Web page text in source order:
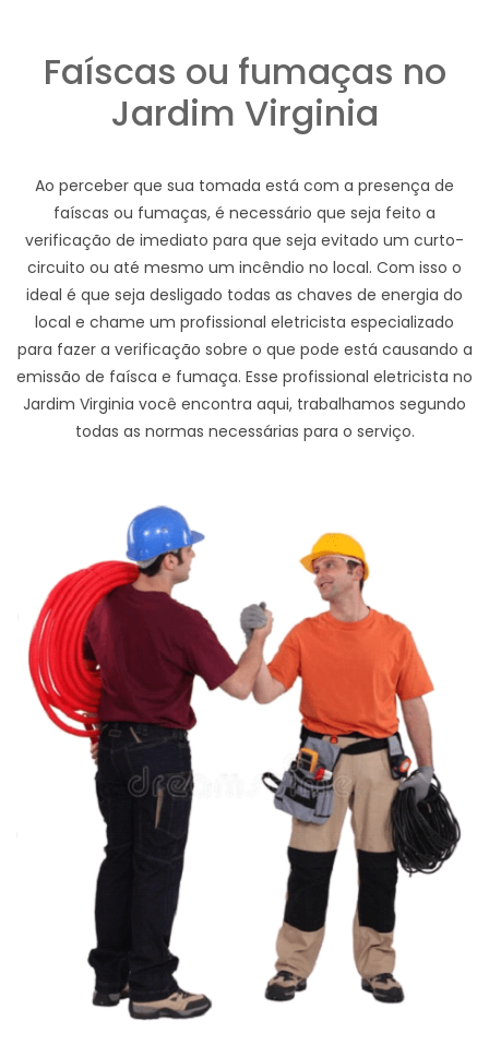
Faíscas ou fumaças no
Jardim Virginia
Ao perceber que sua tomada está com a presença de
faíscas ou fumaças, é necessário que seja feito a
verificação de imediato para que seja evitado um curto-
circuito ou até mesmo um incêndio no local. Com isso o
ideal é que seja desligado todas as chaves de energia do
local e chame um profissional eletricista especializado
para fazer a verificação sobre o que pode está causando a
emissão de faísca e fumaça. Esse profissional eletricista no
Jardim Virginia você encontra aqui, trabalhamos segundo
todas as normas necessárias para o serviço.